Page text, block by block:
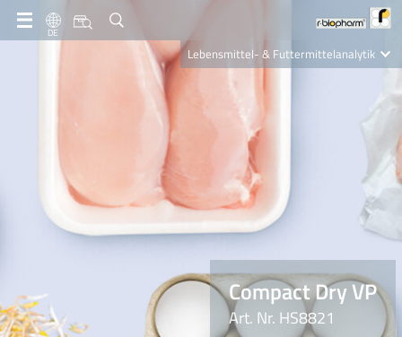
DE
Lebensmittel- & Futtermittelanalytik
Clinical Diagnostics
R-Biopharm AG
Nutrition Care
Compact Dry VP
Art. Nr. HS8821